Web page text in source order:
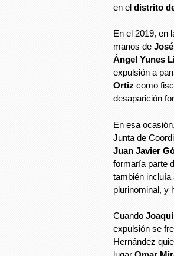
en el distrito
En el 2019, en
manos de
Ángel Yunes
expulsión a
Ortiz como
desaparición
En esa
Junta de
Juan Javier
formaría parte
también incluía
plurinominal, y
Cuando
expulsión se
Hernández